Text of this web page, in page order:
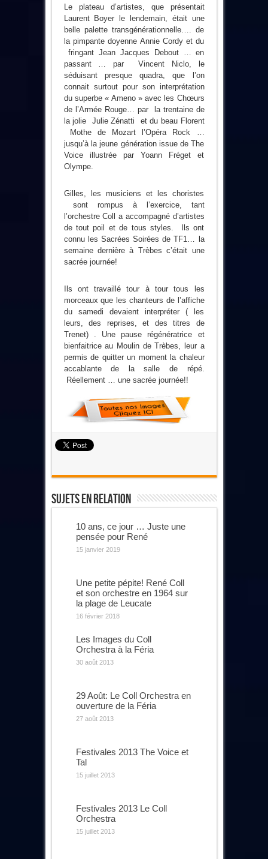
Le plateau d’artistes, que présentait
Laurent Boyer le lendemain, était une
belle palette transgénérationnelle…. de
la pimpante doyenne Annie Cordy et du
fringant Jean Jacques Debout … en
passant … par Vincent Niclo, le
séduisant presque quadra, que l’on
connait surtout pour son interprétation
du superbe « Ameno » avec les Chœurs
de l’Armée Rouge… par la trentaine de
la jolie Julie Zénatti et du beau Florent
Mothe de Mozart l’Opéra Rock …
jusqu’à la jeune génération issue de The
Voice illustrée par Yoann Fréget et
Olympe.
Gilles, les musiciens et les choristes
sont rompus à l’exercice, tant
l’orchestre Coll a accompagné d’artistes
de tout poil et de tous styles. Ils ont
connu les Sacrées Soirées de TF1… la
semaine dernière à Trèbes c’était une
sacrée journée!
Ils ont travaillé tour à tour tous les
morceaux que les chanteurs de l’affiche
du samedi devaient interpréter ( les
leurs, des reprises, et des titres de
Trenet) . Une pause régénératrice et
bienfaitrice au Moulin de Trèbes, leur a
permis de quitter un moment la chaleur
accablante de la salle de répé.
Réellement … une sacrée journée!!
Sujets En Relation
10 ans, ce jour … Juste une
pensée pour René
15 janvier 2019
Une petite pépite! René Coll
et son orchestre en 1964 sur
la plage de Leucate
16 février 2018
Les Images du Coll
Orchestra à la Féria
30 août 2013
29 Août: Le Coll Orchestra en
ouverture de la Féria
27 août 2013
Festivales 2013 The Voice et
Tal
15 juillet 2013
Festivales 2013 Le Coll
Orchestra
15 juillet 2013